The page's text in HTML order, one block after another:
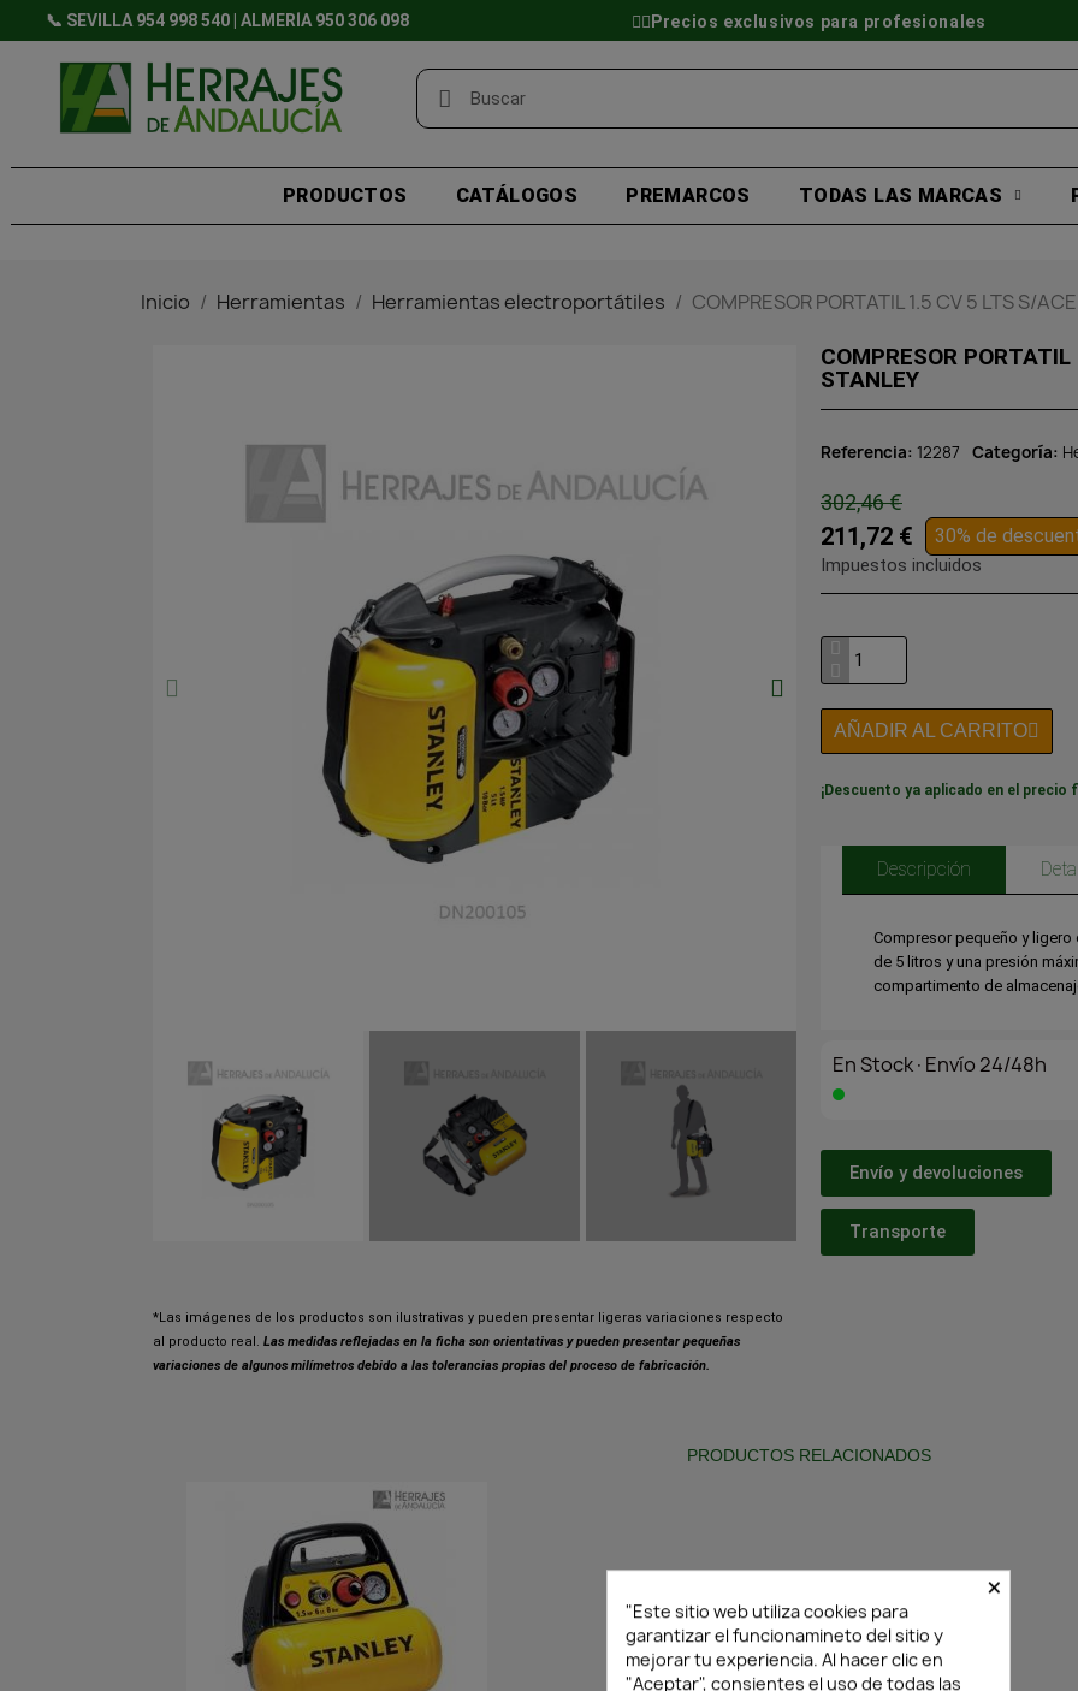
📞 SEVILLA 954 998 540 | ALMERÍA 950 306 098 👷‍♂️Precios exclusivos para profesionales
PRODUCTOS CATÁLOGOS PREMARCOS TODAS LAS MARCAS
Inicio Herramientas Herramientas electroportátiles COMPRESOR PORTATIL 1.5 CV 5 LTS S/
*Las imágenes de los productos son ilustrativas y pueden presentar ligeras variaciones respecto
al producto real. Las medidas reflejadas en la ficha son orientativas y pueden presentar pequeñas
variaciones de algunos milímetros debido a las tolerancias propias del proceso de fabricación.
COMPRESOR
STANLEY
Referencia 12287 Categoría
302,46 €
211,72 € 30% de
Impuestos incluidos
AÑADIR AL CARRITO
¡Descuento ya aplicado en el precio
Descripción
Compresor pequeño y
de 5 litros y una presión
compartimento de
En Stock·Envío 24/48h
Envío y devoluciones
Transporte
PRODUCTOS RELACIONADOS
×
"Este sitio web utiliza cookies para
garantizar el funcionamineto del sitio y
mejorar tu experiencia. Al hacer clic en
"Aceptar", consientes el uso de todas las